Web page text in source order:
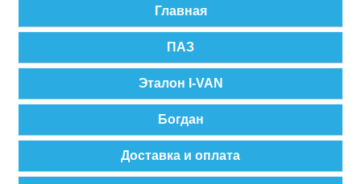
Главная
ПАЗ
Эталон I-VAN
Богдан
Доставка и оплата